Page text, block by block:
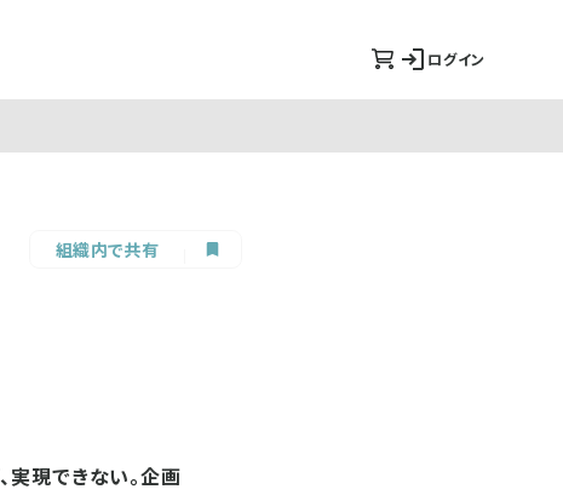
ログイン
組織内で共有
実現できない。企画